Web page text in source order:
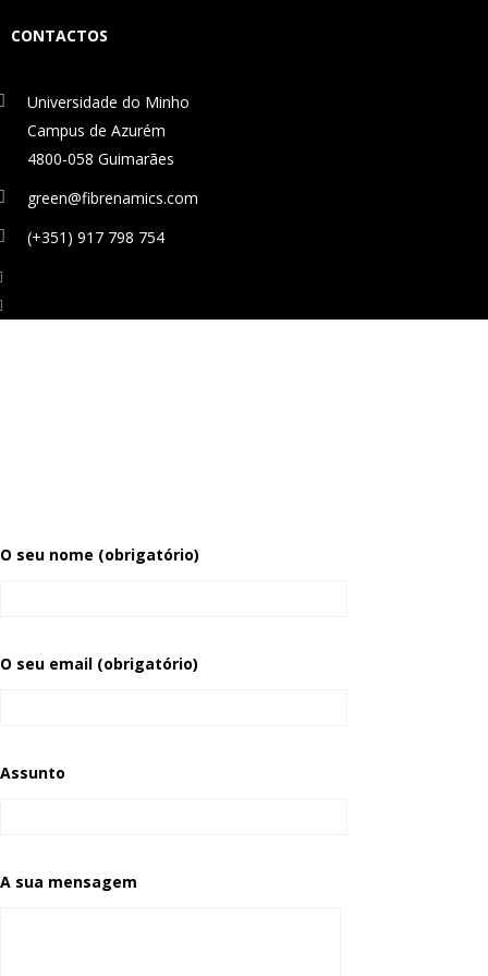
CONTACTOS
Universidade do Minho
Campus de Azurém
4800-058 Guimarães
green@fibrenamics.com
(+351) 917 798 754
O seu nome (obrigatório)
O seu email (obrigatório)
Assunto
A sua mensagem